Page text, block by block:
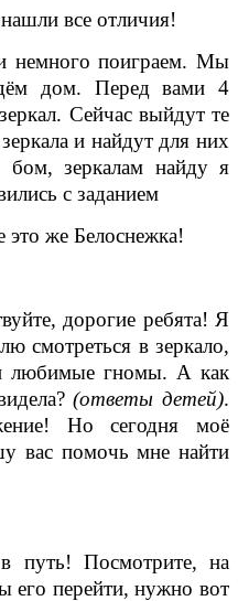
все отличия!
немного поиграем. Мы
дом. Перед вами 4
Сейчас выйдут те
и найдут для них
зеркалам найду я
с заданием
это же Белоснежка!
дорогие ребята! Я
смотреться в зеркало,
любимые гномы. А как
(ответы детей).
Но сегодня моё
вас помочь мне найти
путь! Посмотрите, на
его перейти, нужно вот